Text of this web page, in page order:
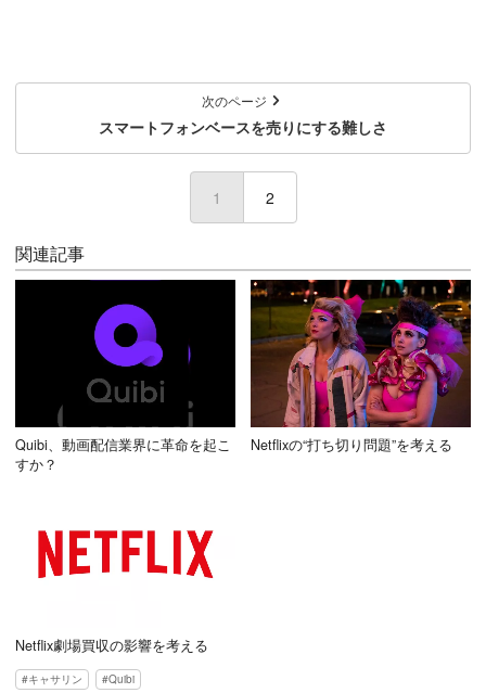
次のページ
スマートフォンベースを売りにする難しさ
1 (current)
2
関連記事
Quibi、動画配信業界に革命を起こ
すか？
Netflixの“打ち切り問題”を考える
Netflix劇場買収の影響を考える
キャサリン Quibi